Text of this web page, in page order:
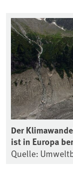
Der
ist in Europa
Quelle: